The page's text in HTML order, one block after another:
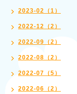
2023-02（1）
2022-12（2）
2022-09（2）
2022-08（2）
2022-07（5）
2022-06（2）